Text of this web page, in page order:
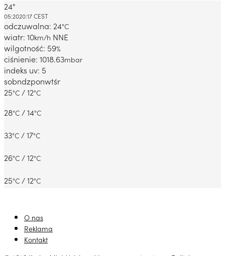
Dabrowa Gornicza, PL
24°
05:2020:17 CEST
odczuwalna: 24°C
wiatr: 10km/h NNE
wilgotność: 59%
ciśnienie: 1018.63mbar
indeks uv: 5
sobndzponwtśr
25°C / 12°C
28°C / 14°C
33°C / 17°C
26°C / 12°C
25°C / 12°C
O nas
Reklama
Kontakt